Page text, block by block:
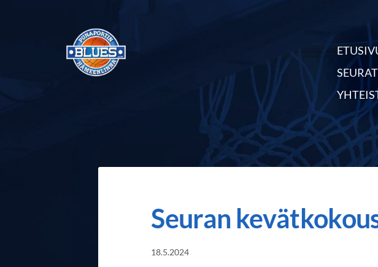
Punaportin Blues - Koripalloa Hämeenlinnassa
Seuran
18.5.2024